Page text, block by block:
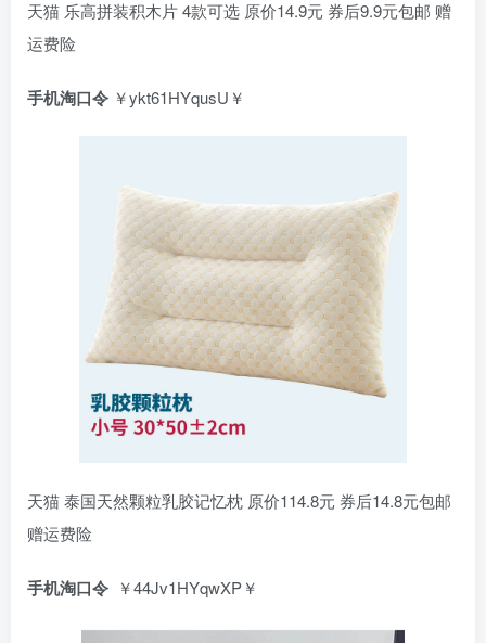
天猫 乐高拼装积木片 4款可选 原价14.9元 券后9.9元包邮 赠
运费险
手机淘口令 ￥ykt61HYqusU￥
天猫 泰国天然颗粒乳胶记忆枕 原价114.8元 券后14.8元包邮
赠运费险
手机淘口令 ￥44Jv1HYqwXP￥